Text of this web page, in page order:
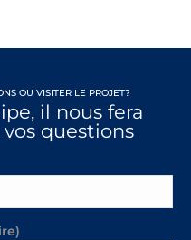
OU VISITER LE PROJET?
il nous fera
questions